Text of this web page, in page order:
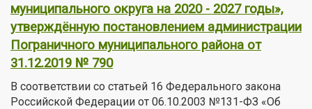
муниципального округа на 2020 - 2027 годы»,
утверждённую постановлением администрации
Пограничного муниципального района от
31.12.2019 № 790
В соответствии со статьей 16 Федерального закона
Российской Федерации от 06.10.2003 №131-ФЗ «Об